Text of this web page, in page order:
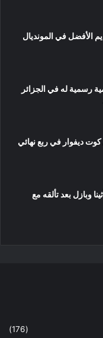
الأفضل في المونديال
رسمية له في الجزائر
ديفوار في ربع نهائي
وبازل بعد تألقه مع
(176)